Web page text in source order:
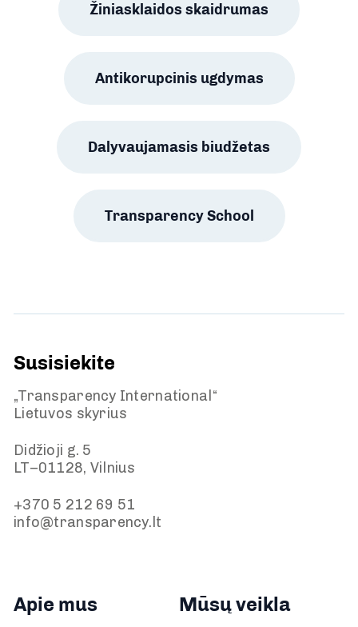
Žiniasklaidos skaidrumas
Antikorupcinis ugdymas
Dalyvaujamasis biudžetas
Transparency School
Susisiekite
„Transparency International“
Lietuvos skyrius
Didžioji g. 5
LT–01128, Vilnius
+370 5 212 69 51
info@transparency.lt
Apie mus Mūsų veikla